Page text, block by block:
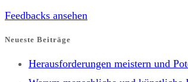
Feedbacks ansehen
Neueste Beiträge
Herausforderungen meistern und